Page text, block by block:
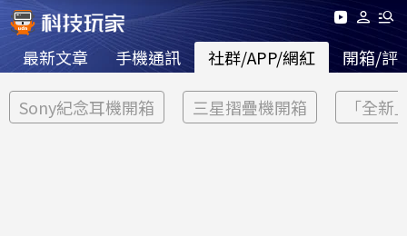
最新文章 手機通訊 社群/APP/網紅 開箱/評
Sony紀念耳機開箱 三星摺疊機開箱 「全新